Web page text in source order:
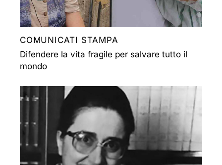
COMUNICATI STAMPA
Difendere la vita fragile per salvare tutto il
mondo